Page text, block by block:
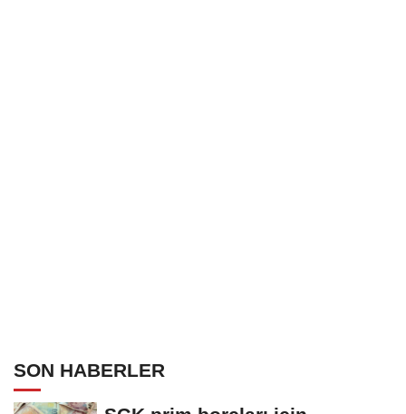
SON HABERLER